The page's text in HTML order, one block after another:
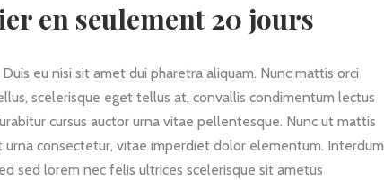
en seulement 20 jours
eu nisi sit amet dui pharetra aliquam. Nunc mattis orci
scelerisque eget tellus at, convallis condimentum lectus
cursus auctor urna vitae pellentesque. Nunc ut mattis
urna consectetur, vitae imperdiet dolor elementum. Interdum
sed lorem nec felis ultrices scelerisque sit ametus